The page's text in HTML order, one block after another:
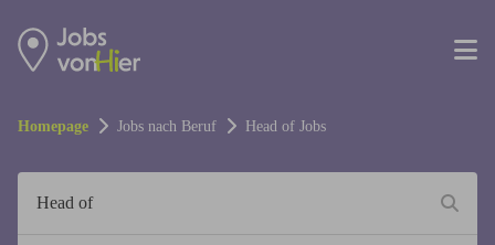
Homepage Jobs nach Beruf Head of Jobs